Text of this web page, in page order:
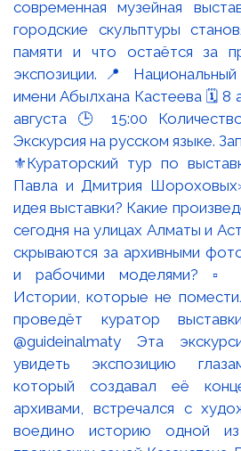
⚜️Кураторский тур по
Павла и Дмитрия
идея выставки? Какие
сегодня на улицах Алматы и
скрываются за архивными
и рабочими моделями? ▫️
Истории, которые не
проведёт куратор
@guideinalmaty Эта
увидеть экспозицию
который создавал её
архивами, встречался с
воедино историю одной